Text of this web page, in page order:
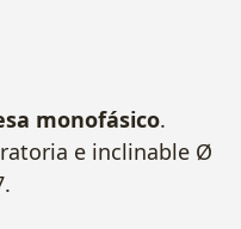
monofásico.
e inclinable Ø